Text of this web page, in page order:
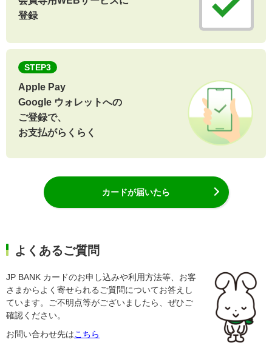
登録
STEP3
Apple Pay
Google ウォレットへの
ご登録で、
お支払がらくらく
カードが届いたら
よくあるご質問
JP BANK カードのお申し込みや利用方法等、お客
さまからよく寄せられるご質問についてお答えし
ています。ご不明点等がございましたら、ぜひご
確認ください。
お問い合わせ先はこちら